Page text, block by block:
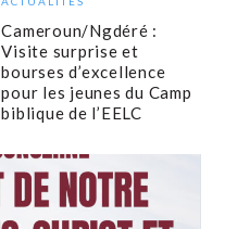
Cameroun/Ngdéré :
Visite surprise et
bourses d’excellence
pour les jeunes du Camp
biblique de l’EELC